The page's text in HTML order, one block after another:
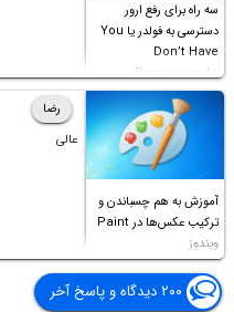
سه راه برای رفع ارور
دسترسی به فولدر یا You
Don’t Have
Permission to
Access this folder
آموزش به هم چسباندن و
ترکیب عکس‌ها در Paint
ویندوز
رضا
عالی
۲۰۰ دیدگاه و پاسخ آخر